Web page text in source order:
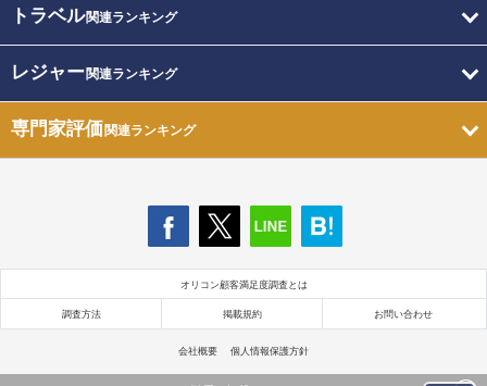
トラベル関連ランキング
レジャー関連ランキング
専門家評価関連ランキング
オリコン顧客満足度調査とは
調査方法 掲載規約 お問い合わせ
会社概要 個人情報保護方針